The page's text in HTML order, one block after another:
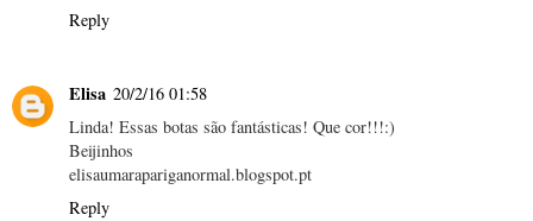
Reply
Elisa 20/2/16 01:58
Linda! Essas botas são fantásticas! Que cor!!!:)
Beijinhos
elisaumarapariganormal.blogspot.pt
Reply